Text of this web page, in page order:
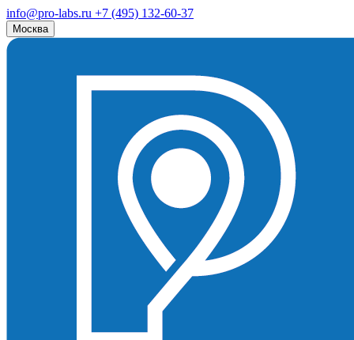
info@pro-labs.ru +7 (495) 132-60-37
Москва